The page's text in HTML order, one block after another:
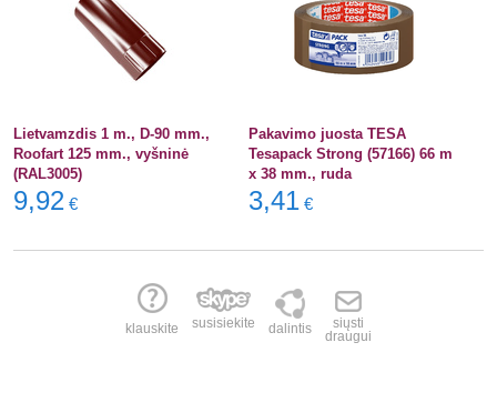
Lietvamzdis 1 m., D-90 mm.,
Roofart 125 mm., vyšninė
(RAL3005)
9,92 €
Pakavimo juosta TESA
Tesapack Strong (57166) 66 m
x 38 mm., ruda
3,41 €
klauskite susisiekite dalintis
siųsti
draugui